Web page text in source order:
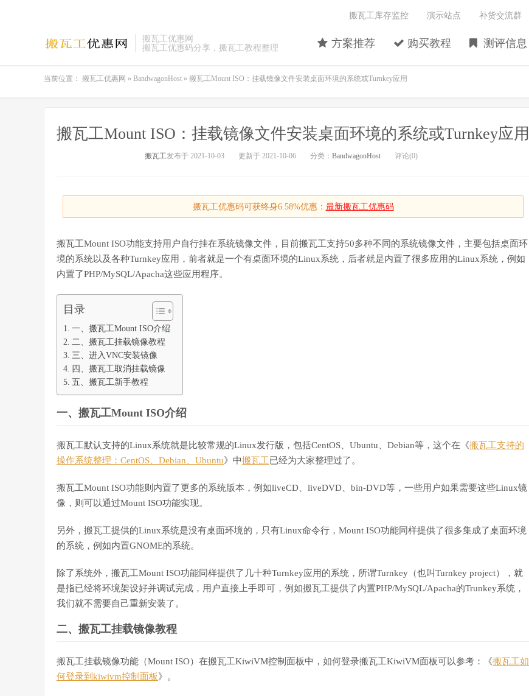
搬瓦工优惠网
搬瓦工优惠码分享，搬瓦工教程整理
方案推荐 购买教程 测评信息
搬瓦工库存监控 演示站点 补货交流群
当前位置： 搬瓦工优惠网 » BandwagonHost » 搬瓦工Mount ISO：挂载镜像文件安装桌面环境的系统或Turnkey应用
搬瓦工Mount ISO：挂载镜像文件安装桌面环境的系统或Turnkey应用
搬瓦工发布于 2021-10-03 更新于 2021-10-06 分类： BandwagonHost 评论(0)
搬瓦工优惠码可获终身6.58%优惠： 最新搬瓦工优惠码
搬瓦工Mount ISO功能支持用户自行挂在系统镜像文件，目前搬瓦工支持50多种不同的系统镜像文件，主要包括桌面环
境的系统以及各种Turnkey应用，前者就是一个有桌面环境的Linux系统，后者就是内置了很多应用的Linux系统，例如
内置了PHP/MySQL/Apacha这些应用程序。
目录
一、搬瓦工Mount ISO介绍
二、搬瓦工挂载镜像教程
三、进入VNC安装镜像
四、搬瓦工取消挂载镜像
五、搬瓦工新手教程
一、搬瓦工Mount ISO介绍
搬瓦工默认支持的Linux系统就是比较常规的Linux发行版，包括CentOS、Ubuntu、Debian等，这个在《搬瓦工支持的
操作系统整理：CentOS、Debian、Ubuntu》中搬瓦工已经为大家整理过了。
搬瓦工Mount ISO功能则内置了更多的系统版本，例如liveCD、liveDVD、bin-DVD等，一些用户如果需要这些Linux镜
像，则可以通过Mount ISO功能实现。
另外，搬瓦工提供的Linux系统是没有桌面环境的，只有Linux命令行，Mount ISO功能同样提供了很多集成了桌面环境
的系统，例如内置GNOME的系统。
除了系统外，搬瓦工Mount ISO功能同样提供了几十种Turnkey应用的系统，所谓Turnkey（也叫Turnkey project），就
是指已经将环境架设好并调试完成，用户直接上手即可，例如搬瓦工提供了内置PHP/MySQL/Apacha的Trunkey系统，
我们就不需要自己重新安装了。
二、搬瓦工挂载镜像教程
搬瓦工挂载镜像功能（Mount ISO）在搬瓦工KiwiVM控制面板中，如何登录搬瓦工KiwiVM面板可以参考：《搬瓦工如
何登录到kiwivm控制面板》。